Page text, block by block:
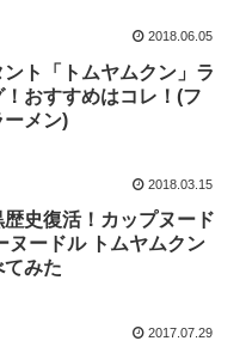
2018.06.05
ント「トムヤムクン」ラ
！おすすめはコレ！(フ
ーメン)
2018.03.15
歴史復活！カップヌード
ヌードル トムヤムクン
てみた
2017.07.29